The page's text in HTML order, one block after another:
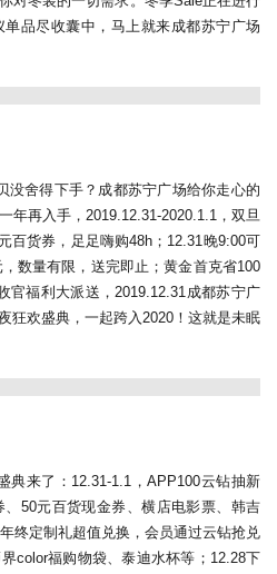
品尽收囊中，马上就来成都苏宁广场
没舍得下手？成都苏宁广场给你走心的
年再入手，2019.12.31-2020.1.1，双旦
百货券，足足嗨购48h；12.31晚9:00可
数量有限，送完即止；黄金首克省100
官福利大派送，2019.12.31成都苏宁广
狂欢盛典，一起跨入2020！这就是未眠
典来了：12.31-1.1，APP100云钻抽新
50元百货现金券、横店电影票、韩吉
终定制礼超值兑换，会员通过云钻抢兑
color福购物袋、泰迪水杯等；12.28下